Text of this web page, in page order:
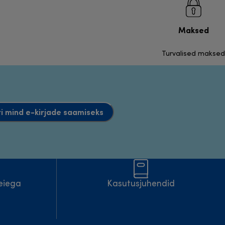
Maksed
Turvalised maksed
mind e-kirjade saamiseks
Kasutusjuhendid